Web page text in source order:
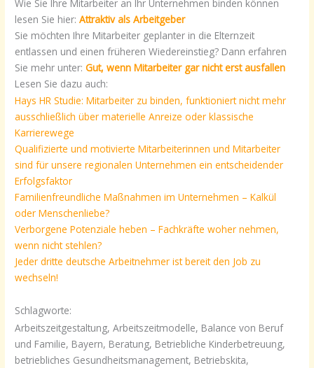
Wie Sie Ihre Mitarbeiter an Ihr Unternehmen binden können
lesen Sie hier:Attraktiv als Arbeitgeber
Sie möchten Ihre Mitarbeiter geplanter in die Elternzeit
entlassen und einen früheren Wiedereinstieg? Dann erfahren
Sie mehr unter:Gut, wenn Mitarbeiter gar nicht erst ausfallen
Lesen Sie dazu auch:
Hays HR Studie: Mitarbeiter zu binden, funktioniert nicht mehr
ausschließlich über materielle Anreize oder klassische
Karrierewege
Qualifizierte und motivierte Mitarbeiterinnen und Mitarbeiter
sind für unsere regionalen Unternehmen ein entscheidender
Erfolgsfaktor
Familienfreundliche Maßnahmen im Unternehmen – Kalkül
oder Menschenliebe?
Verborgene Potenziale heben – Fachkräfte woher nehmen,
wenn nicht stehlen?
Jeder dritte deutsche Arbeitnehmer ist bereit den Job zu
wechseln!
Schlagworte:
Arbeitszeitgestaltung, Arbeitszeitmodelle, Balance von Beruf
und Familie, Bayern, Beratung, Betriebliche Kinderbetreuung,
betriebliches Gesundheitsmanagement, Betriebskita,